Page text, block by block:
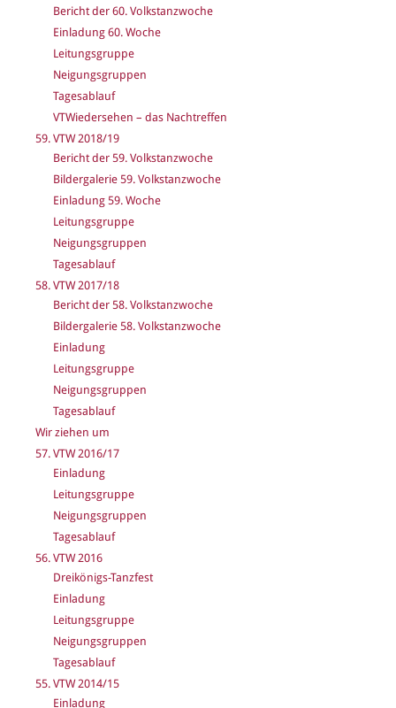
Bericht der 60. Volkstanzwoche
Einladung 60. Woche
Leitungsgruppe
Neigungsgruppen
Tagesablauf
VTWiedersehen – das Nachtreffen
59. VTW 2018/19
Bericht der 59. Volkstanzwoche
Bildergalerie 59. Volkstanzwoche
Einladung 59. Woche
Leitungsgruppe
Neigungsgruppen
Tagesablauf
58. VTW 2017/18
Bericht der 58. Volkstanzwoche
Bildergalerie 58. Volkstanzwoche
Einladung
Leitungsgruppe
Neigungsgruppen
Tagesablauf
Wir ziehen um
57. VTW 2016/17
Einladung
Leitungsgruppe
Neigungsgruppen
Tagesablauf
56. VTW 2016
Dreikönigs-Tanzfest
Einladung
Leitungsgruppe
Neigungsgruppen
Tagesablauf
55. VTW 2014/15
Einladung